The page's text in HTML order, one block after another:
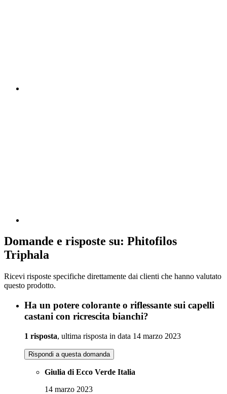
Domande e risposte su: Phitofilos
Triphala
Ricevi risposte specifiche direttamente dai clienti che hanno valutato
questo prodotto.
Ha un potere colorante o riflessante sui capelli
castani con ricrescita bianchi?
1 risposta, ultima risposta in data 14 marzo 2023
Rispondi a questa domanda
Giulia di Ecco Verde Italia
14 marzo 2023